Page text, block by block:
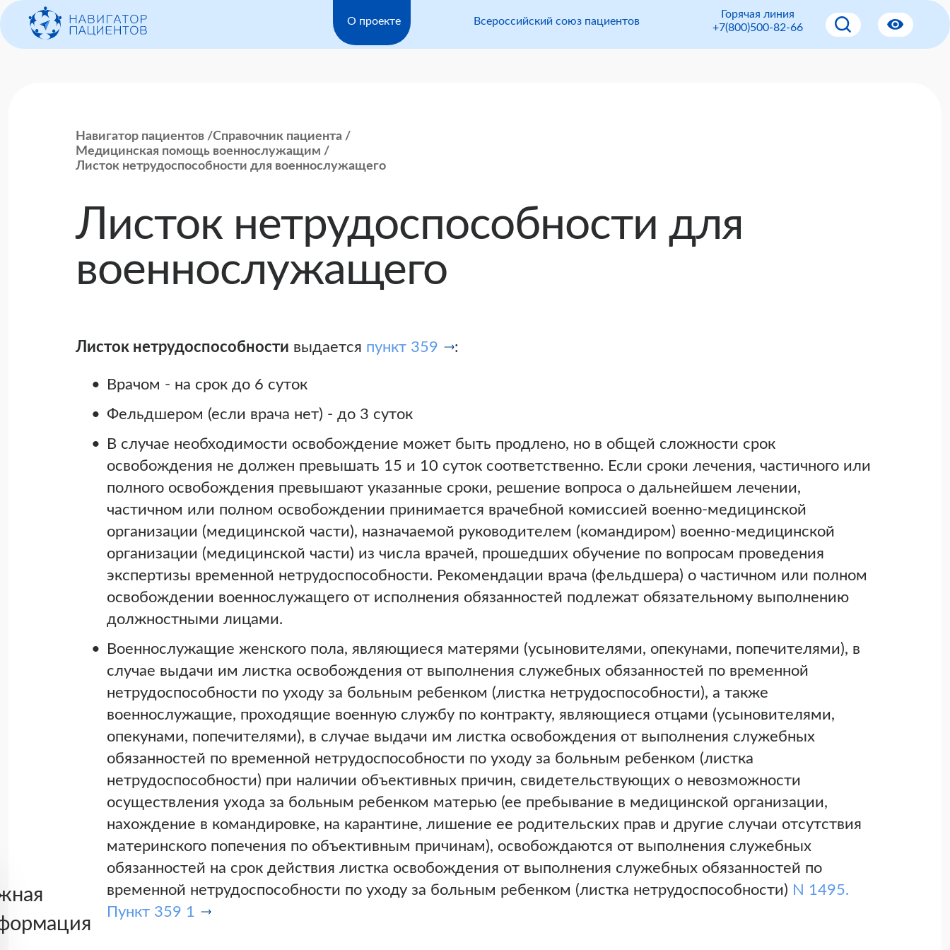
О проекте Всероссийский союз пациентов
Горячая линия
+7(800)500-82-66
Навигатор пациентов
Справочник пациента
Медицинская помощь военнослужащим
Листок нетрудоспособности для военнослужащего
Листок нетрудоспособности для
военнослужащего
Листок нетрудоспособности выдается пункт 359 :
Врачом - на срок до 6 суток
Фельдшером (если врача нет) - до 3 суток
В случае необходимости освобождение может быть продлено, но в общей сложности срок
освобождения не должен превышать 15 и 10 суток соответственно. Если сроки лечения, частичного или
полного освобождения превышают указанные сроки, решение вопроса о дальнейшем лечении,
частичном или полном освобождении принимается врачебной комиссией военно-медицинской
организации (медицинской части), назначаемой руководителем (командиром) военно-медицинской
организации (медицинской части) из числа врачей, прошедших обучение по вопросам проведения
экспертизы временной нетрудоспособности. Рекомендации врача (фельдшера) о частичном или полном
освобождении военнослужащего от исполнения обязанностей подлежат обязательному выполнению
должностными лицами.
Военнослужащие женского пола, являющиеся матерями (усыновителями, опекунами, попечителями), в
случае выдачи им листка освобождения от выполнения служебных обязанностей по временной
нетрудоспособности по уходу за больным ребенком (листка нетрудоспособности), а также
военнослужащие, проходящие военную службу по контракту, являющиеся отцами (усыновителями,
опекунами, попечителями), в случае выдачи им листка освобождения от выполнения служебных
обязанностей по временной нетрудоспособности по уходу за больным ребенком (листка
нетрудоспособности) при наличии объективных причин, свидетельствующих о невозможности
осуществления ухода за больным ребенком матерью (ее пребывание в медицинской организации,
нахождение в командировке, на карантине, лишение ее родительских прав и другие случаи отсутствия
материнского попечения по объективным причинам), освобождаются от выполнения служебных
обязанностей на срок действия листка освобождения от выполнения служебных обязанностей по
временной нетрудоспособности по уходу за больным ребенком (листка нетрудоспособности) N 1495.
Пункт 359 1